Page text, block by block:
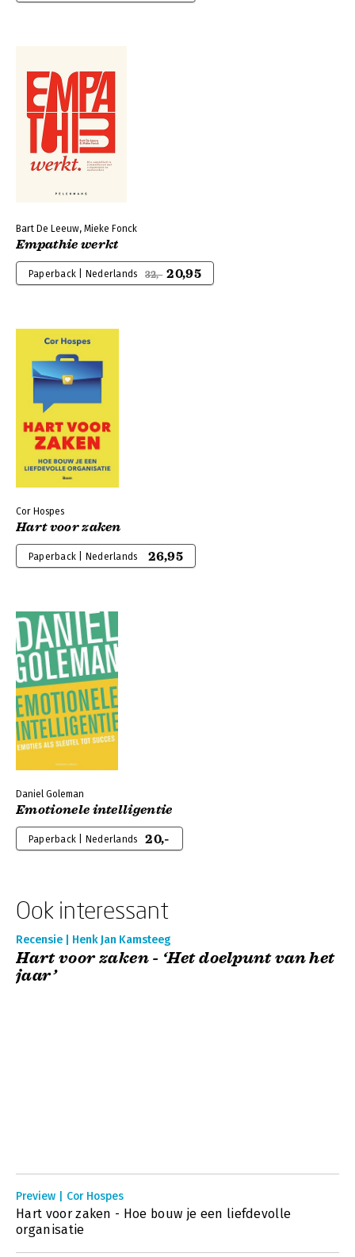
Bart De Leeuw, Mieke Fonck
Empathie werkt
Paperback | Nederlands 32,- 20,95
Cor Hospes
Hart voor zaken
Paperback | Nederlands 26,95
Daniel Goleman
Emotionele intelligentie
Paperback | Nederlands 20,-
Ook interessant
Recensie | Henk Jan Kamsteeg
Hart voor zaken - ‘Het doelpunt van het
jaar’
Preview | Cor Hospes
Hart voor zaken - Hoe bouw je een liefdevolle
organisatie